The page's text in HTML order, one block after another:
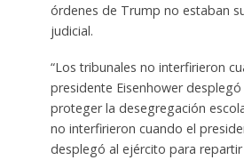
órdenes de Trump no estaban
judicial.
“Los tribunales no interfirieron
presidente Eisenhower
proteger la desegregación
no interfirieron cuando el
desplegó al ejército para